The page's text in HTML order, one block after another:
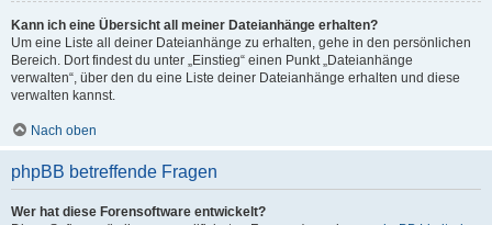
Kann ich eine Übersicht all meiner Dateianhänge erhalten?
Um eine Liste all deiner Dateianhänge zu erhalten, gehe in den persönlichen
Bereich. Dort findest du unter „Einstieg“ einen Punkt „Dateianhänge
verwalten“, über den du eine Liste deiner Dateianhänge erhalten und diese
verwalten kannst.
Nach oben
phpBB betreffende Fragen
Wer hat diese Forensoftware entwickelt?